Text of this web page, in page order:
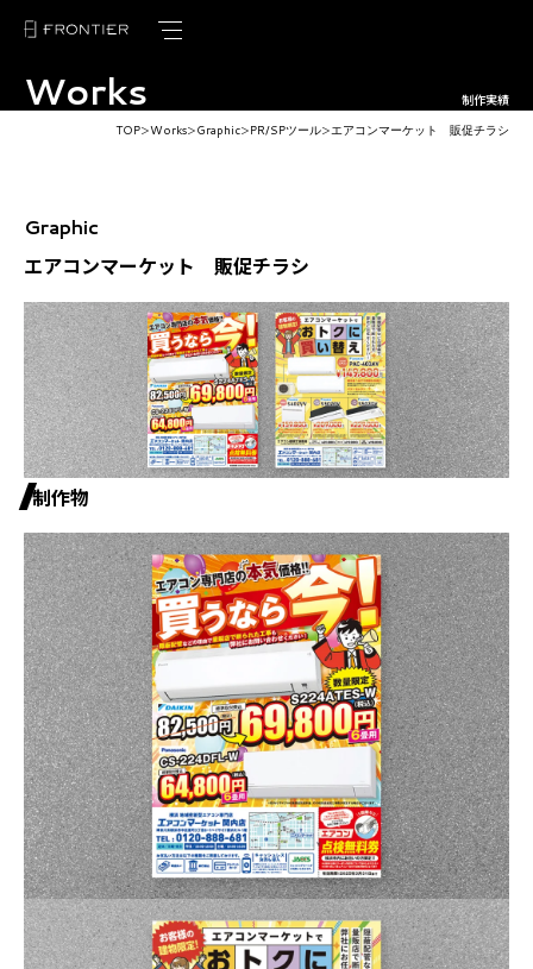
トップページ
フロンティアの強み
お客様の声
ブログ
ニュース
会社概要
パートナー募集
プライバシーポリシー
お問い合わせ
資料請求
Works 制作実績
TOP＞Works＞Graphic＞PR/SPツール＞エアコンマーケット 販促チラシ
Graphic
エアコンマーケット 販促チラシ
制作物